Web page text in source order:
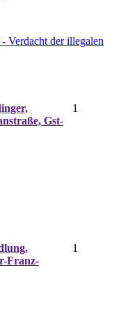
Verdacht der illegalen
Gst-
1
Franz-
1